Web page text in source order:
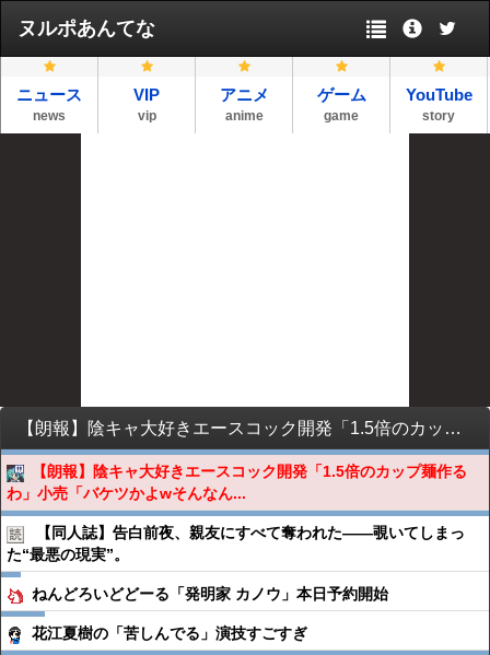
ヌルポあんてな
ニュース
news
VIP
vip
アニメ
anime
ゲーム
game
YouTube
story
【朗報】陰キャ大好きエースコック開発「1.5倍のカップ麺作るわ」小売「バケツかよwそんなん売れませんってw」
【朗報】陰キャ大好きエースコック開発「1.5倍のカップ麺作る
わ」小売「バケツかよwそんなん...
【同人誌】告白前夜、親友にすべて奪われた――覗いてしまっ
た“最悪の現実”。
ねんどろいどどーる「発明家 カノウ」本日予約開始
花江夏樹の「苦しんでる」演技すごすぎ